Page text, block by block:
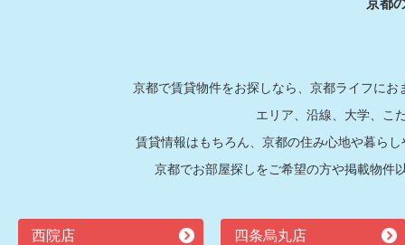
京都
京都で賃貸物件をお探しなら、京都ライフに
エリア、沿線、大学、こ
賃貸情報はもちろん、京都の住み心地や暮ら
京都でお部屋探しをご希望の方や掲載物件
西院店 四条烏丸店